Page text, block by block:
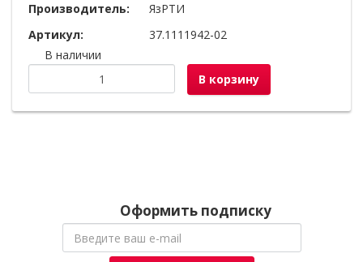
Производитель:
ЯзРТИ
Артикул:
37.1111942-02
В наличии
В корзину
Оформить подписку